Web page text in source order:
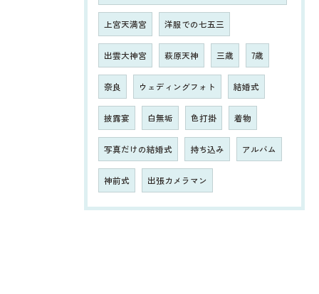
上宮天満宮 洋服での七五三
出雲大神宮 萩原天神 三歳 7歳
奈良 ウェディングフォト 結婚式
披露宴 白無垢 色打掛 着物
写真だけの結婚式 持ち込み アルバム
神前式 出張カメラマン